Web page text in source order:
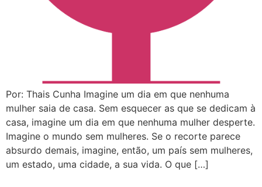
Por: Thais Cunha Imagine um dia em que nenhuma
mulher saia de casa. Sem esquecer as que se dedicam à
casa, imagine um dia em que nenhuma mulher desperte.
Imagine o mundo sem mulheres. Se o recorte parece
absurdo demais, imagine, então, um país sem mulheres,
um estado, uma cidade, a sua vida. O que […]